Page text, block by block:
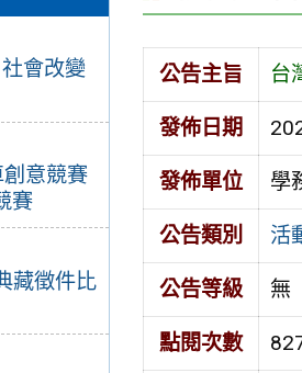
會改變
意競賽
賽
藏徵件比
公告主旨 台
發佈日期
發佈單位 學
公告類別 活
公告等級 無
點閱次數